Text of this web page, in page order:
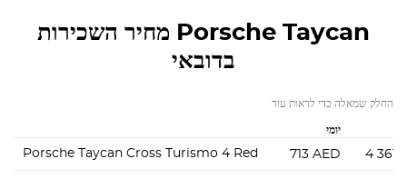
Porsche Taycan מחיר השכירות
בדובאי
החלק שמאלה כדי לראות עוד
יומי
Porsche Taycan Cross Turismo 4 Red 713 AED 4 361